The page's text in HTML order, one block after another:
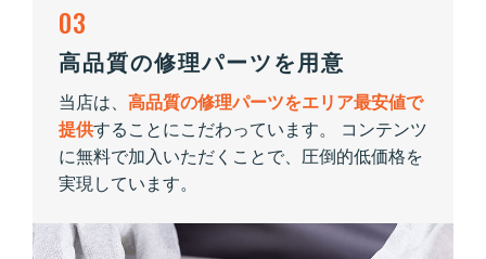
03
高品質の修理パーツを用意
当店は、 高品質の修理パーツをエリア最安値で
提供することにこだわっています。 コンテンツ
に無料で加入いただくことで、圧倒的低価格を
実現しています。